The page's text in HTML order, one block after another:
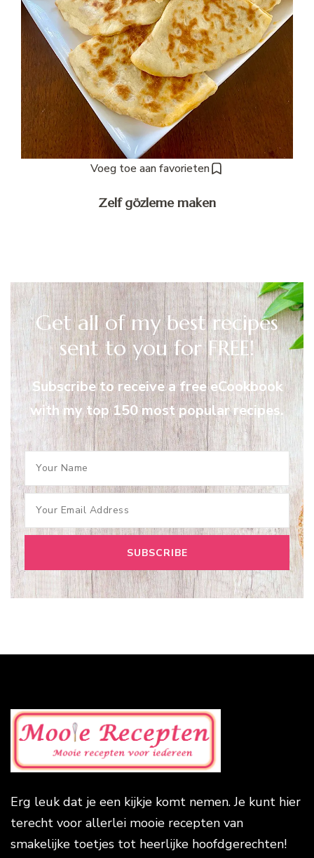
Voeg toe aan favorieten
Zelf gözleme maken
Get all of my best recipes
sent to you for FREE!
Subscribe to receive a free eCookbook
with my top 150 most popular recipes.
Erg leuk dat je een kijkje komt nemen. Je kunt hier
terecht voor allerlei mooie recepten van
smakelijke toetjes tot heerlijke hoofdgerechten!